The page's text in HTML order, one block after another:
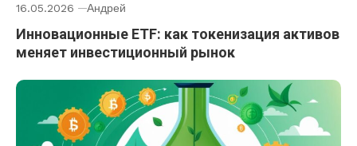
16.05.2026 Андрей
Инновационные ETF: как токенизация активов
меняет инвестиционный рынок